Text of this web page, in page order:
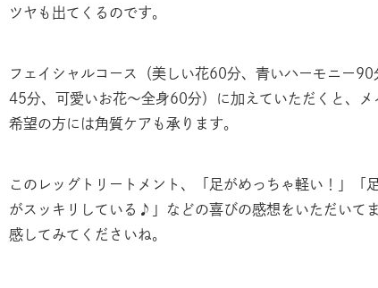
ツヤも出てくるのです。
フェイシャルコース（美しい花60分、青いハーモニー
45分、可愛いお花〜全身60分）に加えていただくと、
希望の方には角質ケアも承ります。
このレッグトリートメント、「足がめっちゃ軽い！」「
がスッキリしている♪」などの喜びの感想をいただいて
感してみてくださいね。